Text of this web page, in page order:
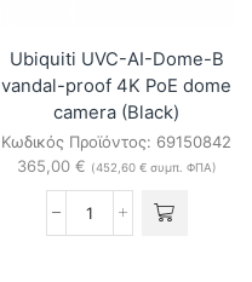
Ubiquiti UVC-AI-Dome-B
vandal-proof 4K PoE dome
camera (Black)
Κωδικός Προϊόντος: 69150842
365,00 € (452,60 €συμπ. ΦΠΑ)
Ubiquiti